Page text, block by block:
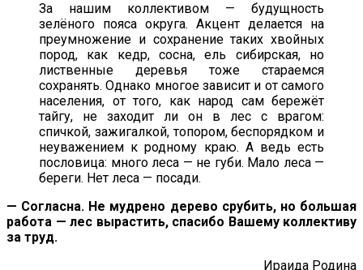
За нашим коллективом — будущность
зелёного пояса округа. Акцент делается на
преумножение и сохранение таких хвойных
пород, как кедр, сосна, ель сибирская, но
лиственные деревья тоже стараемся
сохранять. Однако многое зависит и от самого
населения, от того, как народ сам бережёт
тайгу, не заходит ли он в лес с врагом:
спичкой, зажигалкой, топором, беспорядком и
неуважением к родному краю. А ведь есть
пословица: много леса — не губи. Мало леса —
береги. Нет леса — посади.
— Согласна. Не мудрено дерево срубить, но большая
работа — лес вырастить, спасибо Вашему коллективу
за труд.
Ираида Родина